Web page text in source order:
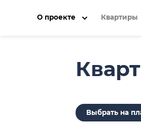
О проекте Квартиры
Выбрать на